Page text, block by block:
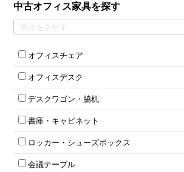
中古オフィス家具を探す
オフィスチェア
肘付きチェア
肘無しチェア
役員チェア
オフィスチェアその他
オフィスデスク
片袖机
フリーアドレスデスク（ベンチデスク）
昇降デスク
両袖机
デスクワゴン・脇机
インワゴン2段
インワゴン3段
脇机
書庫・キャビネット
ハイキャビネット
ローキャビネット
両開きキャビネット
ロッカー・シューズボックス
1人用ロッカー
会議テーブル